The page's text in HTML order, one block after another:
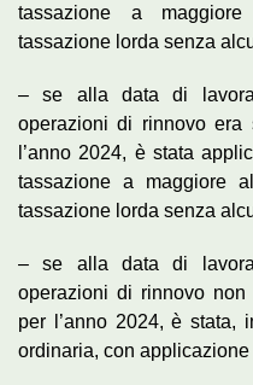
tassazione a
tassazione lorda senza
– se alla data di
operazioni di rinnovo era
l’anno 2024, è stata
tassazione a maggiore
tassazione lorda senza
– se alla data di
operazioni di rinnovo non
per l’anno 2024, è stata,
ordinaria, con